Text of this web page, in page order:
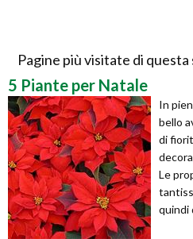
Pagine più visitate di
5 Piante per Natale
In
bello
di
Le
quindi